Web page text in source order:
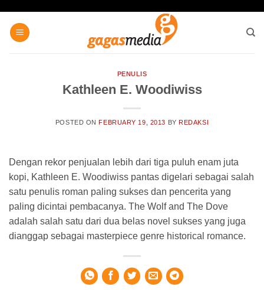
content
PENULIS
Kathleen E. Woodiwiss
POSTED ON FEBRUARY 19, 2013 BY REDAKSI
Dengan rekor penjualan lebih dari tiga puluh enam juta
kopi, Kathleen E. Woodiwiss pantas digelari sebagai salah
satu penulis roman paling sukses dan pencerita yang
paling dicintai pembacanya. The Wolf and The Dove
adalah salah satu dari dua belas novel sukses yang juga
dianggap sebagai masterpiece genre historical romance.